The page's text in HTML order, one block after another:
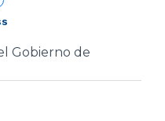
Gobierno de